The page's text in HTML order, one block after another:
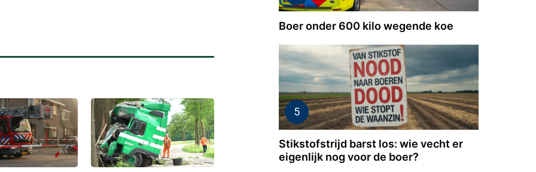
Boer onder 600 kilo wegende koe
Stikstofstrijd barst los: wie vecht er
eigenlijk nog voor de boer?